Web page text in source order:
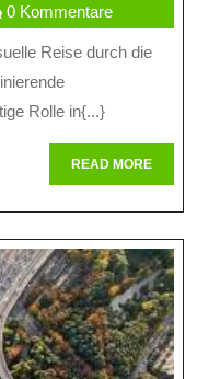
Das
0 Kommentare
Rolle in{...}
READ MOREREAD
MORE